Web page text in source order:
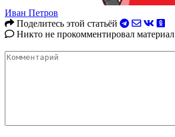
Иван Петров
Поделитесь этой статьёй
Никто не прокомментировал